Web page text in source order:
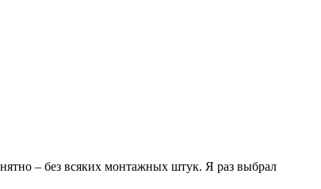
– без всяких монтажных штук. Я раз выбрал